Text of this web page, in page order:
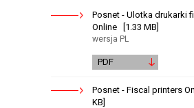
Posnet - Ulotka drukarki
Online [1.33 MB]
wersja PL
PDF
Posnet - Fiscal printers
KB]